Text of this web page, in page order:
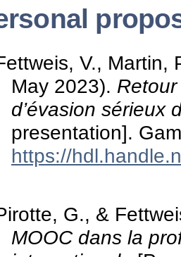
V., Martin,
May 2023). Retour
d’évasion sérieux
presentation].
https://
G., &
MOOC dans la